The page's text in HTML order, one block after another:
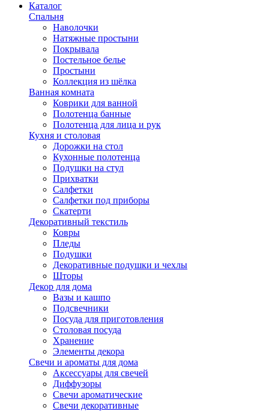
Каталог
Спальня
Наволочки
Натяжные простыни
Покрывала
Постельное белье
Простыни
Коллекция из шёлка
Ванная комната
Коврики для ванной
Полотенца банные
Полотенца для лица и рук
Кухня и столовая
Дорожки на стол
Кухонные полотенца
Подушки на стул
Прихватки
Салфетки
Салфетки под приборы
Скатерти
Декоративный текстиль
Ковры
Пледы
Подушки
Декоративные подушки и чехлы
Шторы
Декор для дома
Вазы и кашпо
Подсвечники
Посуда для приготовления
Столовая посуда
Хранение
Элементы декора
Свечи и ароматы для дома
Аксессуары для свечей
Диффузоры
Свечи ароматические
Свечи декоративные